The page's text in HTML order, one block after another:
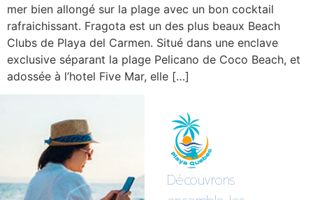
mer bien allongé sur la plage avec un bon cocktail
rafraichissant. Fragota est un des plus beaux Beach
Clubs de Playa del Carmen. Situé dans une enclave
exclusive séparant la plage Pelicano de Coco Beach, et
adossée à l’hotel Five Mar, elle […]
Découvrons